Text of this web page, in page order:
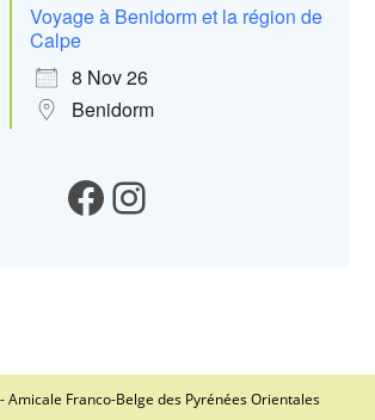
Voyage à Benidorm et la région de
Calpe
8 Nov 26
Benidorm
Notre FacebookInstagram
Amicale Franco-Belge des Pyrénées Orientales